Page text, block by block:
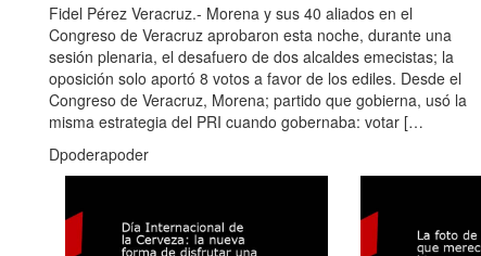
Fidel Pérez Veracruz.- Morena y sus 40 aliados en el
Congreso de Veracruz aprobaron esta noche, durante una
sesión plenaria, el desafuero de dos alcaldes emecistas; la
oposición solo aportó 8 votos a favor de los ediles. Desde el
Congreso de Veracruz, Morena; partido que gobierna, usó la
misma estrategia del PRI cuando gobernaba: votar […
Dpoderapoder